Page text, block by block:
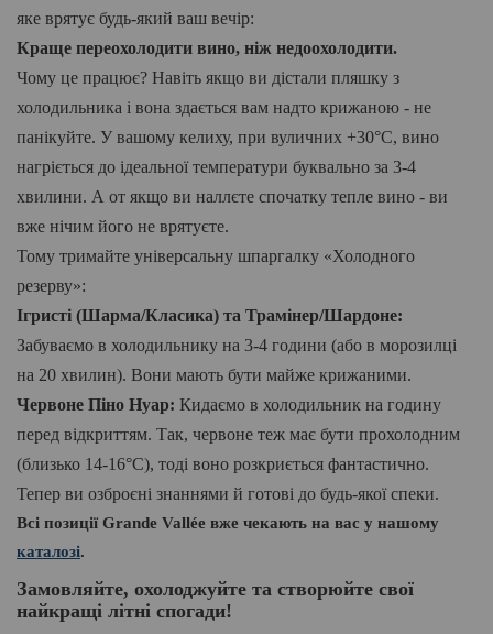
яке врятує будь-який ваш вечір:
Краще переохолодити вино, ніж недоохолодити.
Чому це працює? Навіть якщо ви дістали пляшку з
холодильника і вона здається вам надто крижаною - не
панікуйте. У вашому келиху, при вуличних +30°C, вино
нагріється до ідеальної температури буквально за 3-4
хвилини. А от якщо ви наллєте спочатку тепле вино - ви
вже нічим його не врятуєте.
Тому тримайте універсальну шпаргалку «Холодного
резерву»:
Ігристі (Шарма/Класика) та Трамінер/Шардоне:
Забуваємо в холодильнику на 3-4 години (або в морозилці
на 20 хвилин). Вони мають бути майже крижаними.
Червоне Піно Нуар: Кидаємо в холодильник на годину
перед відкриттям. Так, червоне теж має бути прохолодним
(близько 14-16°C), тоді воно розкриється фантастично.
Тепер ви озброєні знаннями й готові до будь-якої спеки.
Всі позиції Grande Vallée вже чекають на вас у нашому
каталозі.
Замовляйте, охолоджуйте та створюйте свої
найкращі літні спогади!